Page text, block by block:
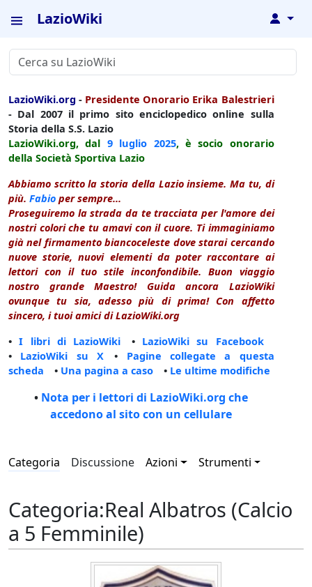
LazioWiki ↓
LazioWiki.org - Presidente Onorario Erika Balestrieri
- Dal 2007 il primo sito enciclopedico online sulla
Storia della S.S. Lazio
LazioWiki.org, dal 9 luglio 2025, è socio onorario
della Società Sportiva Lazio
Abbiamo scritto la storia della Lazio insieme. Ma tu, di
più. Fabio per sempre...
Proseguiremo la strada da te tracciata per l'amore dei
nostri colori che tu amavi con il cuore. Ti immaginiamo
già nel firmamento biancoceleste dove starai cercando
nuove storie, nuovi elementi da poter raccontare ai
lettori con il tuo stile inconfondibile. Buon viaggio
nostro grande Maestro! Guida ancora LazioWiki
ovunque tu sia, adesso più di prima! Con affetto
sincero, i tuoi amici di LazioWiki.org
•I libri di LazioWiki • LazioWiki su Facebook
• LazioWiki su X • Pagine collegate a questa
scheda • Una pagina a caso • Le ultime modifiche
• Nota per i lettori di LazioWiki.org che
accedono al sito con un cellulare
Categoria Discussione Azioni Strumenti
Categoria:Real Albatros (Calcio
a 5 Femminile)